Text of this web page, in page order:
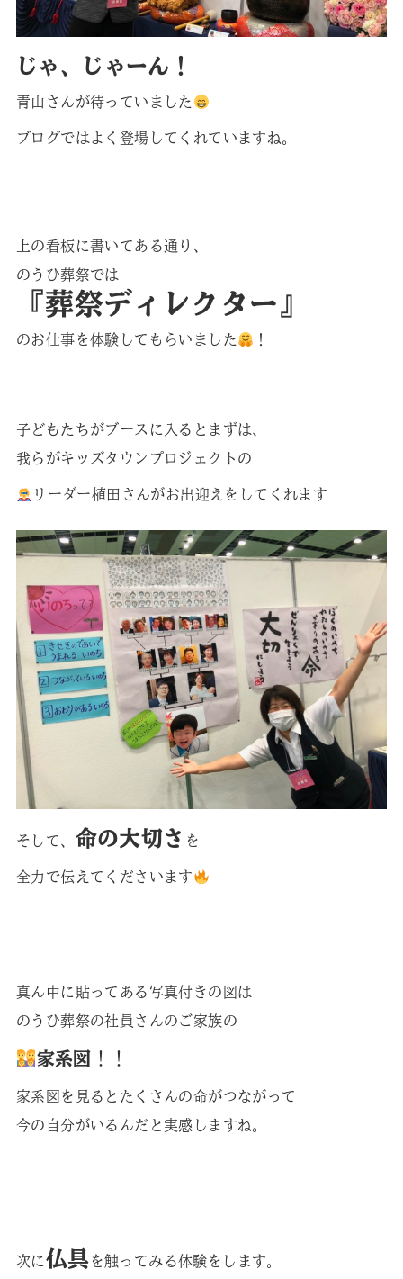
じゃ、じゃーん！
青山さんが待っていました
ブログではよく登場してくれていますね。
上の看板に書いてある通り、
のうひ葬祭では
『葬祭ディレクター』
のお仕事を体験してもらいました ！
子どもたちがブースに入るとまずは、
我らがキッズタウンプロジェクトの
リーダー植田さんがお出迎えをしてくれます
そして、 命の大切さ を
全力で伝えてくださいます
真ん中に貼ってある写真付きの図は
のうひ葬祭の社員さんのご家族の
家系図 ！！
家系図を見るとたくさんの命がつながって
今の自分がいるんだと実感しますね。
次に仏具を触ってみる体験をします。